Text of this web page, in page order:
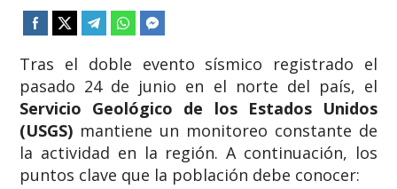
Tras el doble evento sísmico registrado el
pasado 24 de junio en el norte del país, el
Servicio Geológico de los Estados Unidos
(USGS) mantiene un monitoreo constante de
la actividad en la región. A continuación, los
puntos clave que la población debe conocer: